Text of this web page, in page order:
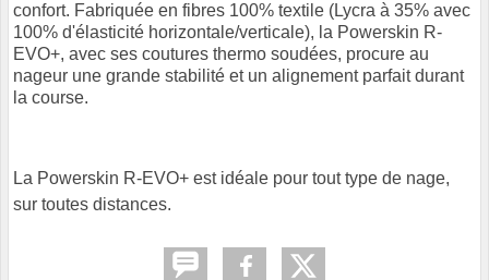
confort. Fabriquée en fibres 100% textile (Lycra à 35% avec
100% d'élasticité horizontale/verticale), la Powerskin R-
EVO+, avec ses coutures thermo soudées, procure au
nageur une grande stabilité et un alignement parfait durant
la course.
La Powerskin R-EVO+ est idéale pour tout type de nage,
sur toutes distances.